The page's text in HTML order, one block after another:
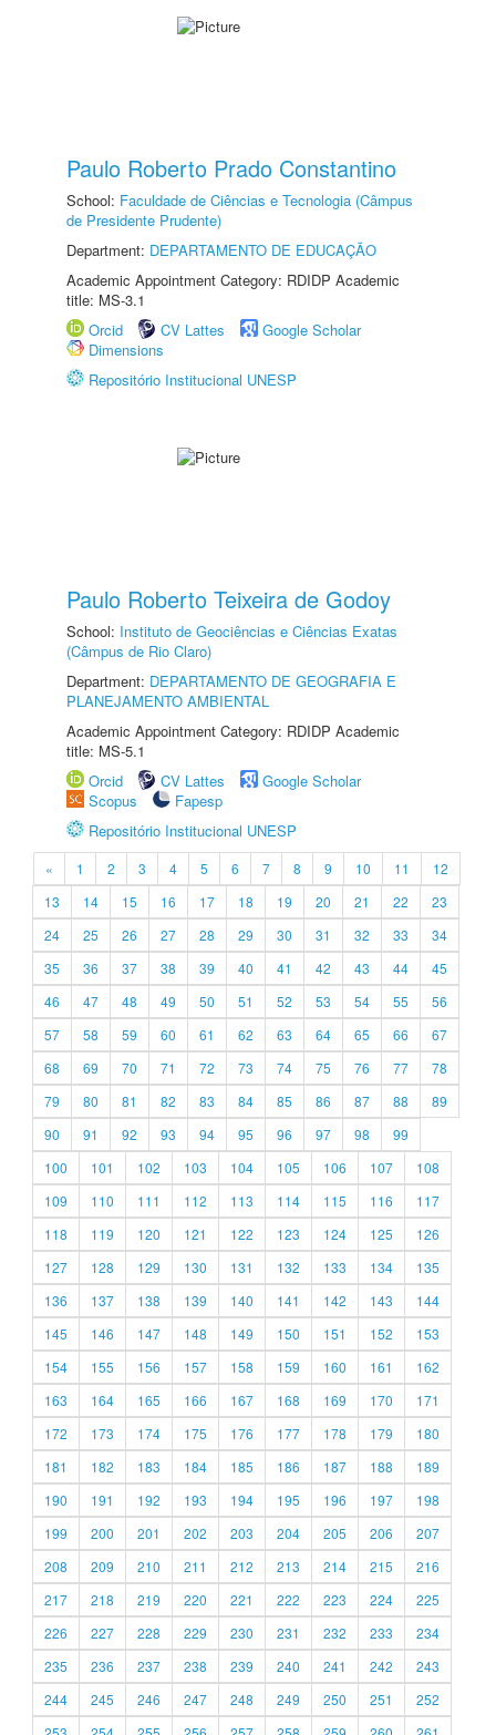
Paulo Roberto Prado Constantino
School: Faculdade de Ciências e Tecnologia (Câmpus
de Presidente Prudente)
Department: DEPARTAMENTO DE EDUCAÇÃO
Academic Appointment Category: RDIDP Academic
title: MS-3.1
Orcid
CV Lattes
Google Scholar
Dimensions
Repositório Institucional UNESP
Paulo Roberto Teixeira de Godoy
School: Instituto de Geociências e Ciências Exatas
(Câmpus de Rio Claro)
Department: DEPARTAMENTO DE GEOGRAFIA E
PLANEJAMENTO AMBIENTAL
Academic Appointment Category: RDIDP Academic
title: MS-5.1
Orcid
CV Lattes
Google Scholar
Scopus
Fapesp
Repositório Institucional UNESP
« 1 2 3 4 5 6 7 8 9 10 11
12
13
14 15 16 17 18 19 20 21 22
23
24
25 26 27 28 29 30 31 32 33
34
35
36 37 38 39 40 41 42 43 44
45
46
47 48 49 50 51 52 53 54 55
56
57
58 59 60 61 62 63 64 65 66
67
68
69 70 71 72 73 74 75 76 77
78
79
80 81 82 83 84 85 86 87 88
89
90
91 92 93 94 95 96 97 98
99
100
101 102 103 104 105 106 107
108
109
110 111 112 113 114 115 116
117
118
119 120 121 122 123 124 125
126
127
128 129 130 131 132 133 134
135
136
137 138 139 140 141 142 143
144
145
146 147 148 149 150 151 152
153
154
155 156 157 158 159 160 161
162
163
164 165 166 167 168 169 170
171
172
173 174 175 176 177 178 179
180
181
182 183 184 185 186 187 188
189
190
191 192 193 194 195 196 197
198
199
200 201 202 203 204 205 206
207
208
209 210 211 212 213 214 215
216
217
218 219 220 221 222 223 224
225
226
227 228 229 230 231 232 233
234
235
236 237 238 239 240 241 242
243
244
245 246 247 248 249 250 251
252